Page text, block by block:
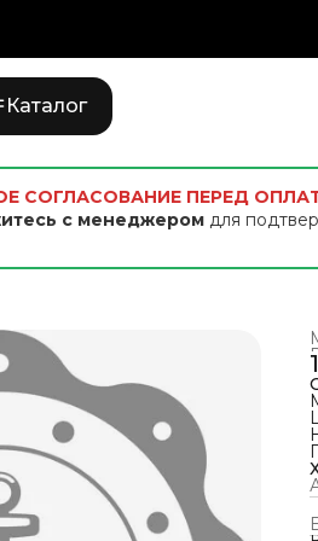
Каталог
СОГЛАСОВАНИЕ ПЕРЕД
с менеджеромдля